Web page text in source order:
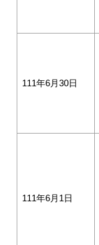
111年6月30日
111年6月1日